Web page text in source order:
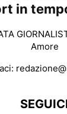
in
Amore